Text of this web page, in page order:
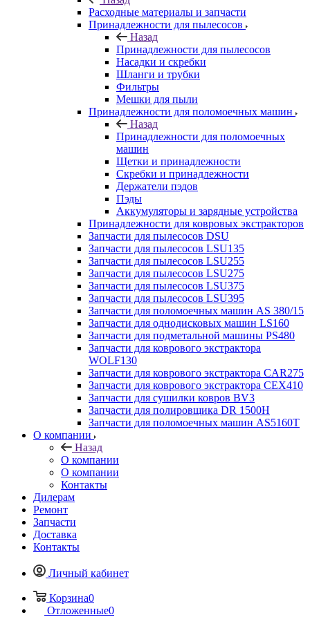
Расходные материалы и запчасти
Принадлежности для пылесосов
Назад
Принадлежности для пылесосов
Насадки и скребки
Шланги и трубки
Фильтры
Мешки для пыли
Принадлежности для поломоечных машин
Назад
Принадлежности для поломоечных
машин
Щетки и принадлежности
Скребки и принадлежности
Держатели пэдов
Пэды
Аккумуляторы и зарядные устройства
Принадлежности для ковровых экстракторов
Запчасти для пылесосов DSU
Запчасти для пылесосов LSU135
Запчасти для пылесосов LSU255
Запчасти для пылесосов LSU275
Запчасти для пылесосов LSU375
Запчасти для пылесосов LSU395
Запчасти для поломоечных машин AS 380/15
Запчасти для однодисковых машин LS160
Запчасти для подметальной машины PS480
Запчасти для коврового экстрактора
WOLF130
Запчасти для коврового экстрактора CAR275
Запчасти для коврового экстрактора CEX410
Запчасти для сушилки ковров BV3
Запчасти для полировщика DR 1500H
Запчасти для поломоечных машин AS5160T
О компании
Назад
О компании
О компании
Контакты
Дилерам
Ремонт
Запчасти
Доставка
Контакты
Личный кабинет
Корзина0
Отложенные0